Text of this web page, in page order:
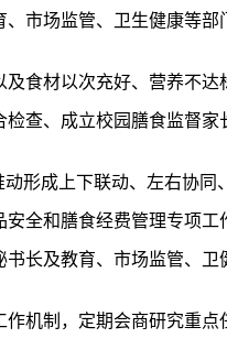
市场监管、卫生健康等部
食材以次充好、营养不
查、成立校园膳食监督家
形成上下联动、左右协
全和膳食经费管理专项
长及教育、市场监管、卫
机制，定期会商研究重